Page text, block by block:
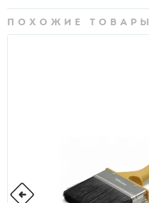
ПОХОЖИЕ ТОВАРЫ